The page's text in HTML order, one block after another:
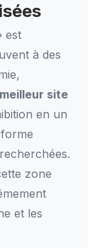
est
à des
meilleur site
en un
zone
et les